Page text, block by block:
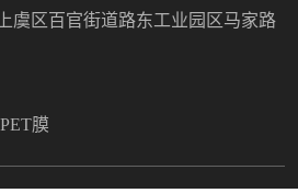
区百官街道路东工业园区马家路
PET膜